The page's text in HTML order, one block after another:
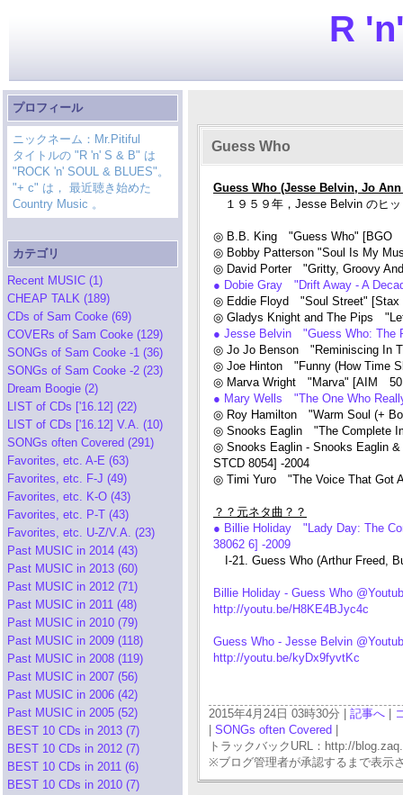
R
プロフィール
ニックネーム：Mr.Pitiful
タイトルの "R 'n' S & B" は
"ROCK 'n' SOUL & BLUES"。
"+ c" は， 最近聴き始めた
Country Music 。
カテゴリ
Recent MUSIC (1)
CHEAP TALK (189)
CDs of Sam Cooke (69)
COVERs of Sam Cooke (129)
SONGs of Sam Cooke -1 (36)
SONGs of Sam Cooke -2 (23)
Dream Boogie (2)
LIST of CDs ['16.12] (22)
LIST of CDs ['16.12] V.A. (10)
SONGs often Covered (291)
Favorites, etc. A-E (63)
Favorites, etc. F-J (49)
Favorites, etc. K-O (43)
Favorites, etc. P-T (43)
Favorites, etc. U-Z/V.A. (23)
Past MUSIC in 2014 (43)
Past MUSIC in 2013 (60)
Past MUSIC in 2012 (71)
Past MUSIC in 2011 (48)
Past MUSIC in 2010 (79)
Past MUSIC in 2009 (118)
Past MUSIC in 2008 (119)
Past MUSIC in 2007 (56)
Past MUSIC in 2006 (42)
Past MUSIC in 2005 (52)
BEST 10 CDs in 2013 (7)
BEST 10 CDs in 2012 (7)
BEST 10 CDs in 2011 (6)
BEST 10 CDs in 2010 (7)
Guess Who
Guess Who (Jesse Belvin, Jo
１９５９年，Jesse Belvin のヒ
◎ B.B. King "Guess Who" [BGO
◎ Bobby Patterson "Soul Is My
◎ David Porter "Gritty, Groovy
● Dobie Gray "Drift Away - A
◎ Eddie Floyd "Soul Street" [Stax
◎ Gladys Knight and The Pips
● Jesse Belvin "Guess Who: The
◎ Jo Jo Benson "Reminiscing In
◎ Joe Hinton "Funny (How Time
◎ Marva Wright "Marva" [AIM
● Mary Wells "The One Who
◎ Roy Hamilton "Warm Soul (+
◎ Snooks Eaglin "The Complete
◎ Snooks Eaglin - Snooks Eaglin
STCD 8054] -2004
◎ Timi Yuro "The Voice That Got
？？元ネタ曲？？
● Billie Holiday "Lady Day: The
38062 6] -2009
I-21. Guess Who (Arthur Freed,
Billie Holiday - Guess Who
http://youtu.be/H8KE4BJyc4c
Guess Who - Jesse Belvin
http://youtu.be/kyDx9fyvtKc
2015年4月24日 03時30分 | 記事へ
SONGs often Covered
トラックバックURL：http://
※ブログ管理者が承認するまで表示